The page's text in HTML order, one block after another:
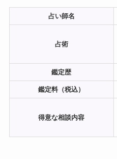
占い師名
占術
鑑定歴
鑑定料（税込）
得意な相談内容